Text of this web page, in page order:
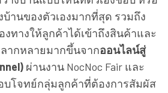
านของตัวเองมากที่สุด รวมถึง
ทางให้ลูกค้าได้เข้าถึงสินค้าและ
ากหลายมากขึ้นจากออนไลน์สู่
ผ่านงาน NocNoc Fair และ
บโจทย์กลุ่มลูกค้าที่ต้องการสัมผัส